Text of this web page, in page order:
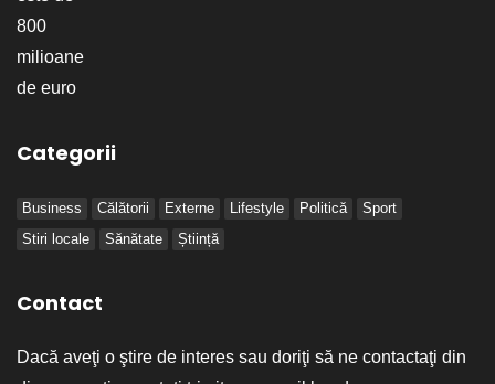
Categorii
Business Călătorii Externe Lifestyle Politică
Sport
Stiri locale
Sănătate Știință
Contact
Dacă aveţi o ştire de interes sau doriţi să ne contactaţi din